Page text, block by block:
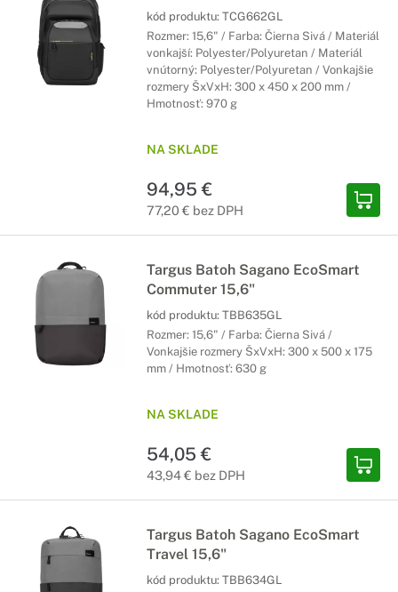
kód produktu: TCG662GL
Rozmer: 15,6" / Farba: Čierna Sivá / Materiál
vonkajší: Polyester/Polyuretan / Materiál
vnútorný: Polyester/Polyuretan / Vonkajšie
rozmery ŠxVxH: 300 x 450 x 200 mm /
Hmotnosť: 970 g
NA SKLADE
94,95 €
77,20 € bez DPH
Targus Batoh Sagano EcoSmart
Commuter 15,6"
kód produktu: TBB635GL
Rozmer: 15,6" / Farba: Čierna Sivá /
Vonkajšie rozmery ŠxVxH: 300 x 500 x 175
mm / Hmotnosť: 630 g
NA SKLADE
54,05 €
43,94 € bez DPH
Targus Batoh Sagano EcoSmart
Travel 15,6"
kód produktu: TBB634GL